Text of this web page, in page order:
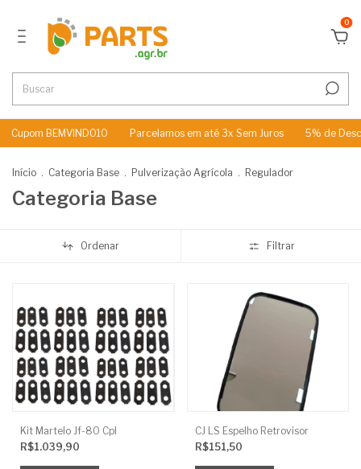
0
BEMVINDO10 Parcelamos em até 3x Sem Juros 5% de Desconto no
Início . Categoria Base . Pulverização Agrícola . Regulador
Categoria Base
Ordenar Filtrar
Kit Martelo Jf-80 Cpl
R$1.039,90
CJ LS Espelho Retrovisor
R$151,50